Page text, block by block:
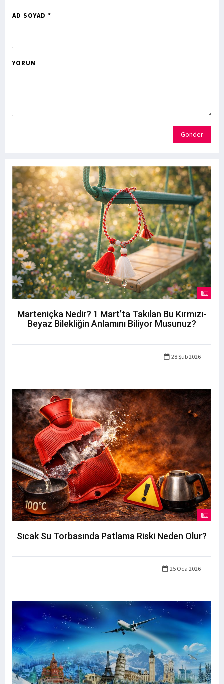
AD SOYAD *
YORUM
Gönder
Marteniçka Nedir? 1 Mart’ta Takılan Bu Kırmızı-
Beyaz Bilekliğin Anlamını Biliyor Musunuz?
28 Şub 2026
Sıcak Su Torbasında Patlama Riski Neden Olur?
25 Oca 2026